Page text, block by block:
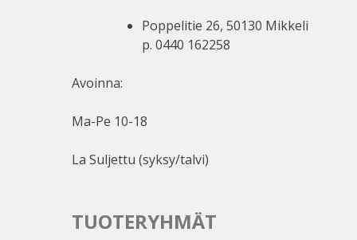
Poppelitie 26, 50130 Mikkeli
p. 0440 162258
Avoinna:
Ma-Pe 10-18
La Suljettu (syksy/talvi)
TUOTERYHMÄT